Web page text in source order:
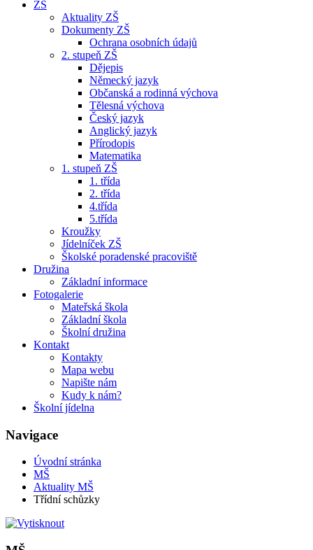
ZŠ
Aktuality ZŠ
Dokumenty ZŠ
Ochrana osobních údajů
2. stupeň ZŠ
Dějepis
Německý jazyk
Občanská a rodinná výchova
Tělesná výchova
Český jazyk
Anglický jazyk
Přírodopis
Matematika
1. stupeň ZŠ
1. třída
2. třída
4.třída
5.třída
Kroužky
Jídelníček ZŠ
Školské poradenské pracoviště
Družina
Základní informace
Fotogalerie
Mateřská škola
Základní škola
Školní družina
Kontakt
Kontakty
Mapa webu
Napište nám
Kudy k nám?
Školní jídelna
Navigace
Úvodní stránka
MŠ
Aktuality MŠ
Třídní schůzky